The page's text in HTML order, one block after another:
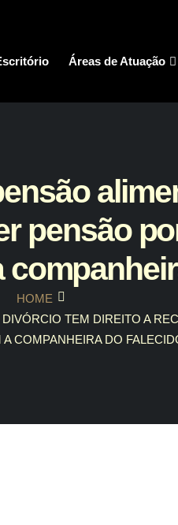
Áreas de Atuação
pensão
HOME
TEM DIREITO A
COMPANHEIRA DO